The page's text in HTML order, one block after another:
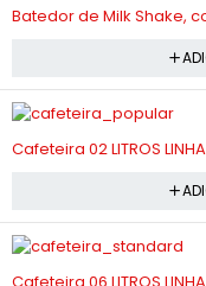
Batedor de Milk Shake,
Cafeteira 02 LITROS